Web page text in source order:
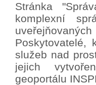
Stránka
komplexní
Poskytovatelé,
služeb nad
jejich
geoportálu